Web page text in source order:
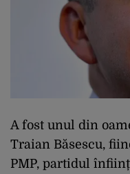
A fost unul din
Traian Băsescu,
PMP, partidul